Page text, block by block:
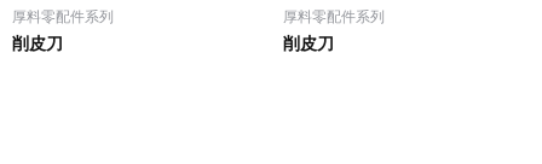
厚料零配件系列
削皮刀
厚料零配件系列
削皮刀